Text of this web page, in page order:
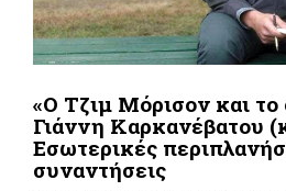
«Ο Τζιμ Μόρισον και το
Γιάννη Καρκανέβατου
Εσωτερικές
συναντήσεις